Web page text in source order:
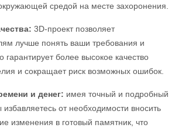
средой на месте захоронения.
3D-проект позволяет
лучше понять ваши требования и
гарантирует более высокое качество
и сокращает риск возможных ошибок.
и денег: имея точный и подробный
избавляетесь от необходимости вносить
изменения в готовый памятник, что